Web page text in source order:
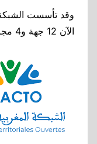
الآن 12 جهة و4 مجالس إقليمية و50 جماعة.